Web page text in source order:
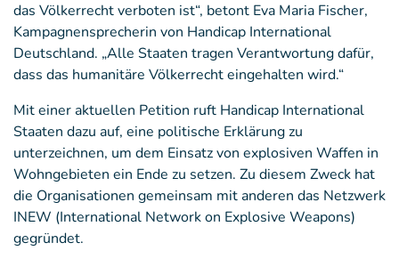
das Völkerrecht verboten ist“, betont Eva Maria Fischer,
Kampagnensprecherin von Handicap International
Deutschland. „Alle Staaten tragen Verantwortung dafür,
dass das humanitäre Völkerrecht eingehalten wird.“
Mit einer aktuellen Petition ruft Handicap International
Staaten dazu auf, eine politische Erklärung zu
unterzeichnen, um dem Einsatz von explosiven Waffen in
Wohngebieten ein Ende zu setzen. Zu diesem Zweck hat
die Organisationen gemeinsam mit anderen das Netzwerk
INEW (International Network on Explosive Weapons)
gegründet.